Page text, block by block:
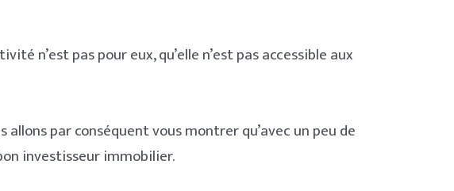
n’est pas pour eux, qu’elle n’est pas accessible aux
par conséquent vous montrer qu’avec un peu de
investisseur immobilier.